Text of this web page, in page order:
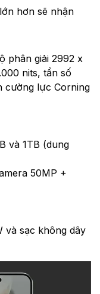
hơn sẽ nhận
phân giải 2992 x
nits, tần số
cường lực Corning
và 1TB (dung
50MP +
và sạc không dây